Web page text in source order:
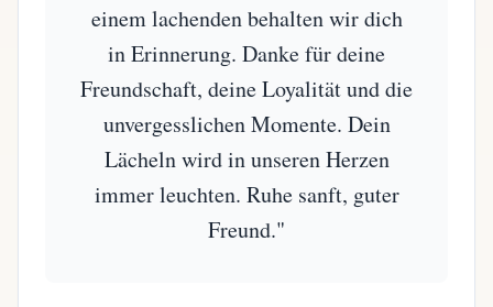
einem lachenden behalten wir dich
in Erinnerung. Danke für deine
Freundschaft, deine Loyalität und die
unvergesslichen Momente. Dein
Lächeln wird in unseren Herzen
immer leuchten. Ruhe sanft, guter
Freund."